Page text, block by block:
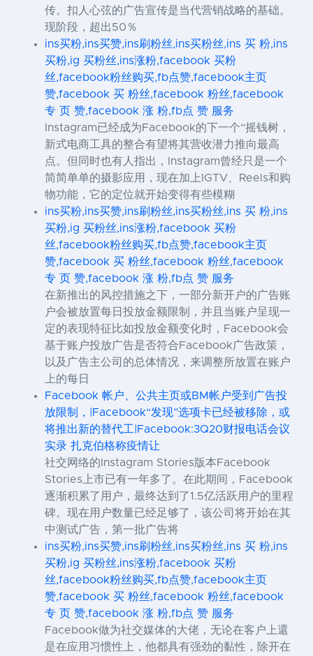
传。扣人心弦的广告宣传是当代营销战略的基础。
现阶段，超出50％
ins买粉,ins买赞,ins刷粉丝,ins买粉丝,ins 买 粉,ins
买粉,ig 买粉丝,ins涨粉,facebook 买粉
丝,facebook粉丝购买,fb点赞,facebook主页
赞,facebook 买 粉丝,facebook 粉丝,facebook
专 页 赞,facebook 涨 粉,fb点 赞 服务
Instagram已经成为Facebook的下一个“摇钱树，
新式电商工具的整合有望将其营收潜力推向最高
点。但同时也有人指出，Instagram曾经只是一个
简简单单的摄影应用，现在加上IGTV、Reels和购
物功能，它的定位就开始变得有些模糊
ins买粉,ins买赞,ins刷粉丝,ins买粉丝,ins 买 粉,ins
买粉,ig 买粉丝,ins涨粉,facebook 买粉
丝,facebook粉丝购买,fb点赞,facebook主页
赞,facebook 买 粉丝,facebook 粉丝,facebook
专 页 赞,facebook 涨 粉,fb点 赞 服务
在新推出的风控措施之下，一部分新开户的广告账
户会被放置每日投放金额限制，并且当账户呈现一
定的表现特征比如投放金额变化时，Facebook会
基于账户投放广告是否符合Facebook广告政策，
以及广告主公司的总体情况，来调整所放置在账户
上的每日
Facebook 帐户、公共主页或BM帐户受到广告投
放限制，|Facebook“发现”选项卡已经被移除，或
将推出新的替代工|Facebook:3Q20财报电话会议
实录 扎克伯格称疫情让
社交网络的Instagram Stories版本Facebook
Stories上市已有一年多了。在此期间，Facebook
逐渐积累了用户，最终达到了1.5亿活跃用户的里程
碑。现在用户数量已经足够了，该公司将开始在其
中测试广告，第一批广告将
ins买粉,ins买赞,ins刷粉丝,ins买粉丝,ins 买 粉,ins
买粉,ig 买粉丝,ins涨粉,facebook 买粉
丝,facebook粉丝购买,fb点赞,facebook主页
赞,facebook 买 粉丝,facebook 粉丝,facebook
专 页 赞,facebook 涨 粉,fb点 赞 服务
Facebook做为社交媒体的大佬，无论在客户上還
是在应用习惯性上，他都具有强劲的黏性，除开在